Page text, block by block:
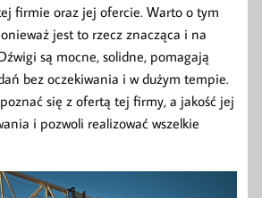
firmie oraz jej ofercie. Warto o tym
jest to rzecz znacząca i na
są mocne, solidne, pomagają
bez oczekiwania i w dużym tempie.
się z ofertą tej firmy, a jakość jej
i pozwoli realizować wszelkie